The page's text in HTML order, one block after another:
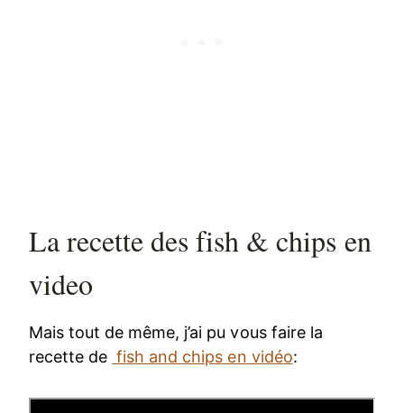
La recette des fish & chips en
video
Mais tout de même, j’ai pu vous faire la
recette de fish and chips en vidéo: